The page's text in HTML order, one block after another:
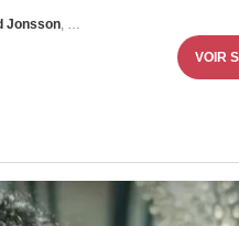
Jonsson, Garrett Wareing
VOIR